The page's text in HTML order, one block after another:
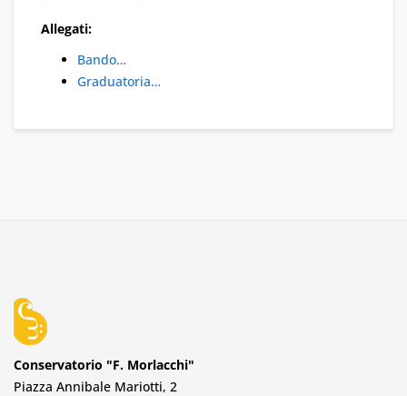
Allegati:
Bando…
Graduatoria…
Conservatorio "F. Morlacchi"
Piazza Annibale Mariotti, 2